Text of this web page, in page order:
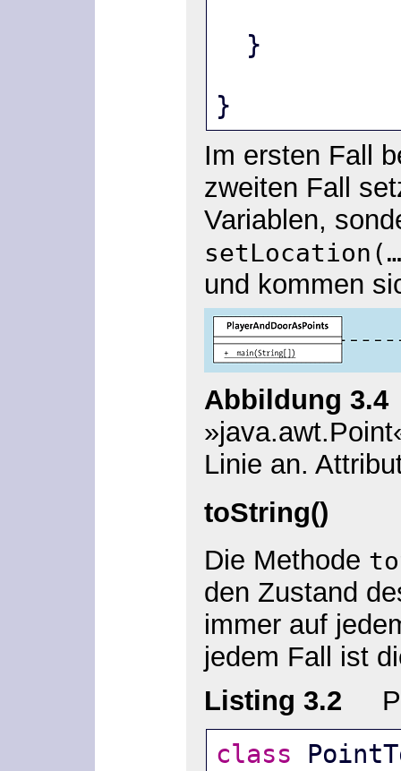
  }
}
Im ersten Fall
zweiten Fall
Variablen,
und kommen
Abbildung 3.4
Linie an.
toString()
Die Methode
den Zustand
immer auf
jedem Fall ist
Listing 3.2
class